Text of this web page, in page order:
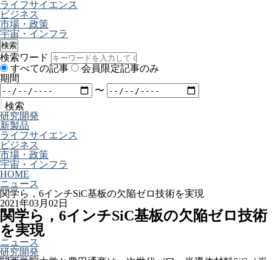
ライフサイエンス
ビジネス
市場・政策
宇宙・インフラ
検索
検索ワード
すべての記事
会員限定記事のみ
期間
〜
検索
研究開発
新製品
ライフサイエンス
ビジネス
市場・政策
宇宙・インフラ
HOME
ニュース
関学ら，6インチSiC基板の欠陥ゼロ技術を実現
2021年03月02日
関学ら，6インチSiC基板の欠陥ゼロ技術
を実現
ニュース
研究開発